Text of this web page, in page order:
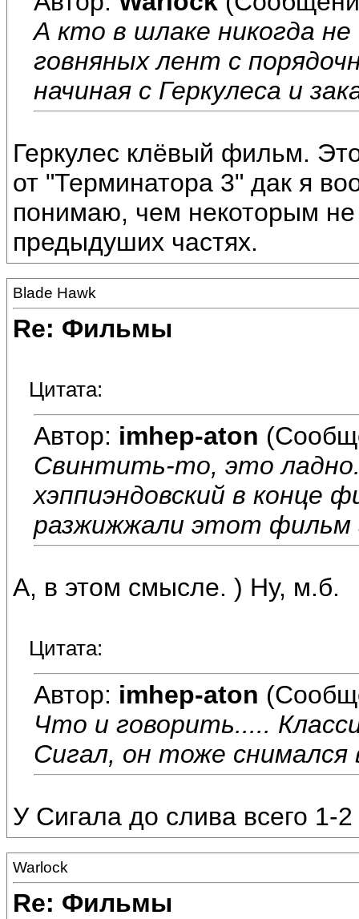
А кто в шлаке никогда
говняных лент с
начиная с Геркулеса и
Геркулес клёвый фильм.
от "Терминатора 3" дак я
понимаю, чем некоторым не
предыдуших частях.
Blade Hawk
Re: Фильмы
Цитата:
Автор: imhep-aton
Свинтить-то, это
хэппиэндовский в конце
разжижжали этот фильм
А, в этом смысле. ) Ну, м.б.
Цитата:
Автор: imhep-aton
Что и говорить.....
Сигал, он тоже
У Сигала до слива всего
Warlock
Re: Фильмы